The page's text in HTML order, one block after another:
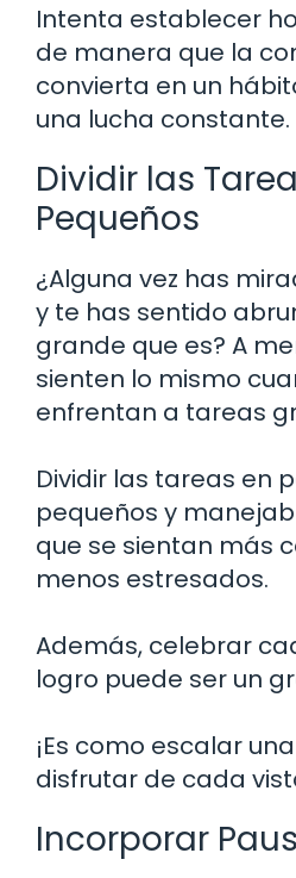
Intenta establecer
de manera que la
convierta en un
una lucha constante.
Dividir las
Pequeños
¿Alguna vez has
y te has sentido
grande que es? A
sienten lo mismo
enfrentan a tareas
Dividir las tareas en
pequeños y
que se sientan más
menos estresados.
Además, celebrar
logro puede ser un
¡Es como escalar
disfrutar de cada
Incorporar